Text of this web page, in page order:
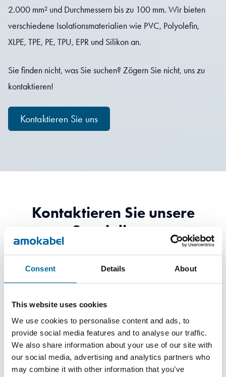
Consent Details About
This website uses cookies
We use cookies to personalise content and ads, to
provide social media features and to analyse our traffic.
We also share information about your use of our site with
our social media, advertising and analytics partners who
may combine it with other information that you’ve
2.000 mm² und Durchmessern bis zu 100 mm. Wir bieten
verschiedene Isolationsmaterialien wie PVC, Polyolefin,
XLPE, TPE, PE, TPU, EPR und Silikon an.
Sie finden nicht, was Sie suchen? Zögern Sie nicht, uns zu
kontaktieren!
Kontaktieren Sie uns
Kontaktieren Sie unsere
Spezialisten